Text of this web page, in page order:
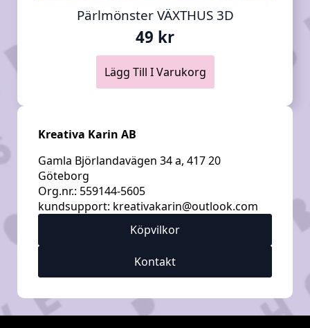
Pärlmönster VÄXTHUS 3D
49 kr
Lägg Till I Varukorg
Kreativa Karin AB
Gamla Björlandavägen 34 a, 417 20
Göteborg
Org.nr.: 559144-5605
kundsupport: kreativakarin@outlook.com
Köpvilkor
Kontakt